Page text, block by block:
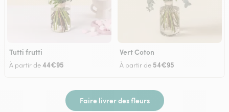
Tutti frutti
À partir de44€95
Vert Coton
À partir de 54€95
Faire livrer des fleurs